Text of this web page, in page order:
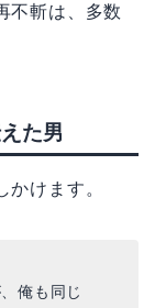
不斬は、多数
た男
けます。
俺も同じ